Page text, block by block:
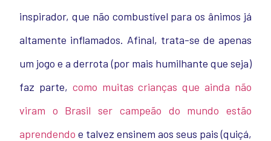
inspirador, que não combustível para os ânimos já
altamente inflamados. Afinal, trata-se de apenas
um jogo e a derrota (por mais humilhante que seja)
faz parte, como muitas crianças que ainda não
viram o Brasil ser campeão do mundo estão
aprendendo e talvez ensinem aos seus pais (quiçá,